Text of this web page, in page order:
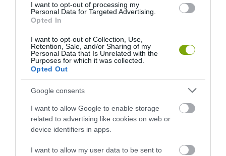
I want to opt-out of processing my
Personal Data for Targeted Advertising.
Opted In
I want to opt-out of Collection, Use,
Retention, Sale, and/or Sharing of my
Personal Data that Is Unrelated with the
Purposes for which it was collected.
Opted Out
Google consents
I want to allow Google to enable storage
related to advertising like cookies on web or
device identifiers in apps.
I want to allow my user data to be sent to
KIRÁNDULÁS A
PANNONHALMI
2026-08-04
KIRÁNDULÁS PANNONHALMA
TALÁLKOZÁSA
2026-08-04